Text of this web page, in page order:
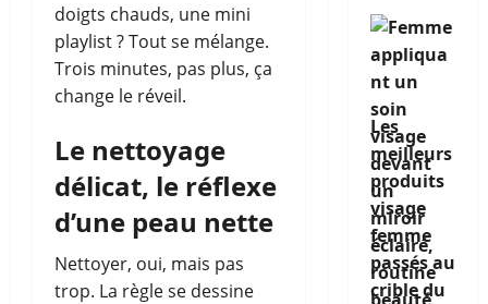
doigts chauds, une mini
playlist ? Tout se mélange.
Trois minutes, pas plus, ça
change le réveil.
Le nettoyage
délicat, le réflexe
d’une peau nette
Nettoyer, oui, mais pas
trop. La règle se dessine
Les
meilleurs
produits
visage
femme
passés au
crible du